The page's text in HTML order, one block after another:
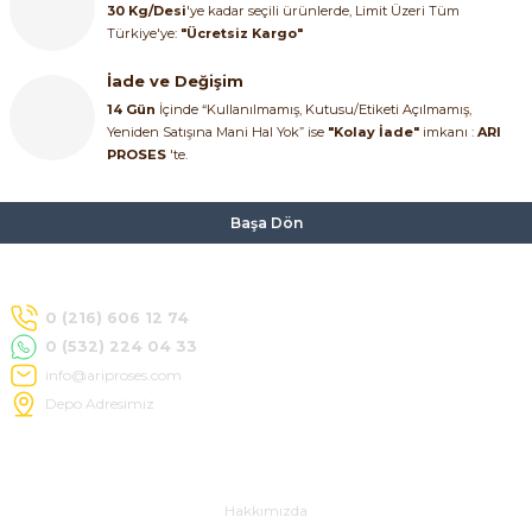
30 Kg/Desi'ye kadar seçili ürünlerde, Limit Üzeri Tüm
Türkiye'ye: "Ücretsiz Kargo"
İade ve Değişim
14 Gün İçinde “Kullanılmamış, Kutusu/Etiketi Açılmamış,
Yeniden Satışına Mani Hal Yok” ise "Kolay İade" imkanı : ARI
PROSES 'te.
Başa Dön
0 (216) 606 12 74
0 (532) 224 04 33
info@ariproses.com
Depo Adresimiz
Hakkımızda